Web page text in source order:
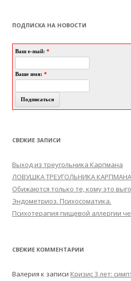
ПОДПИСКА НА НОВОСТИ
Ваш e-mail: *
Ваше имя: *
СВЕЖИЕ ЗАПИСИ
Выход из треугольника Карпмана
ЛОВУШКА ТРЕУГОЛЬНИКА КАРПМАНА
Обижаются только те, кому это
Эндометриоз. Психосоматика.
Психотерапия пищевой аллергии
СВЕЖИЕ КОММЕНТАРИИ
Валерия к записи Кризис 3 лет: